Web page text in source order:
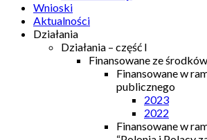
Wnioski
Aktualności
Działania
Działania – część I
Finansowane ze
Finansowane w
publicznego
2023
2022
Finansowane w